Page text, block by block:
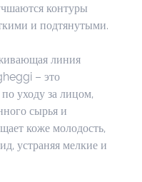
контуры
и подтянутыми.
линия
– это
уходу за лицом,
сырья и
коже молодость,
устраняя мелкие и